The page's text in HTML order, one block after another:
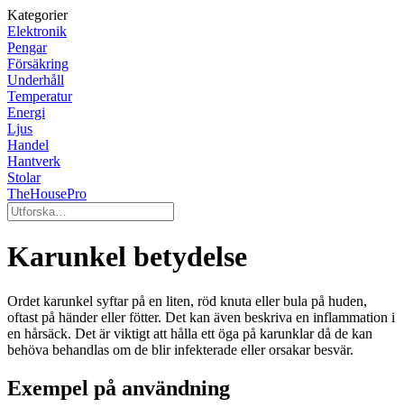
Kategorier
Elektronik
Pengar
Försäkring
Underhåll
Temperatur
Energi
Ljus
Handel
Hantverk
Stolar
TheHousePro
Karunkel betydelse
Ordet karunkel syftar på en liten, röd knuta eller bula på huden,
oftast på händer eller fötter. Det kan även beskriva en inflammation i
en hårsäck. Det är viktigt att hålla ett öga på karunklar då de kan
behöva behandlas om de blir infekterade eller orsakar besvär.
Exempel på användning